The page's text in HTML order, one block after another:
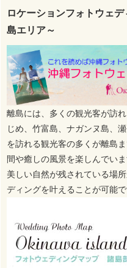
ロケーションフォトウェ
島エリア～
離島には、多くの観光客が訪
じめ、竹富島、ナガンヌ島、
を訪れる観光客の多くが離島
間や癒しの風景を楽しんでい
美しい自然が残されている場
ディングを叶えることが可能で